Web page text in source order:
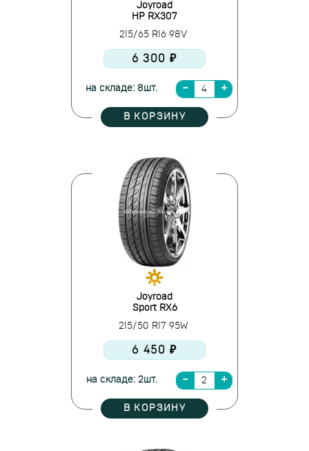
Joyroad
HP RX307
215/65 R16 98V
6 300 ₽
на складе: 8шт.
В КОРЗИНУ
Joyroad
Sport RX6
215/50 R17 95W
6 450 ₽
на складе: 2шт.
В КОРЗИНУ